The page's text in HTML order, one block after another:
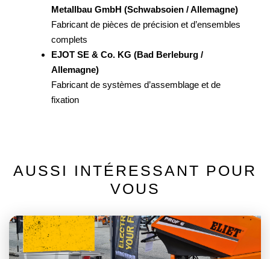
Metallbau GmbH (Schwabsoien / Allemagne)
​Fabricant de pièces de précision et d’ensembles
complets
EJOT SE & Co. KG (Bad Berleburg /
Allemagne)
​Fabricant de systèmes d’assemblage et de
fixation
AUSSI INTÉRESSANT POUR
VOUS